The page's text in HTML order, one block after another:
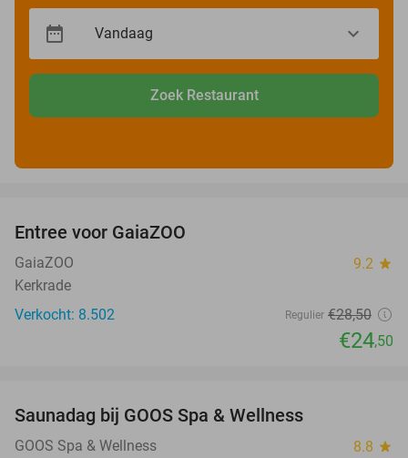
Zoek Restaurant
Entree voor GaiaZOO
GaiaZOO 9.2 star
Kerkrade
Verkocht: 8.502
Regulier €28,50
€24,50
Saunadag bij GOOS Spa & Wellness
GOOS Spa & Wellness 8.8 star